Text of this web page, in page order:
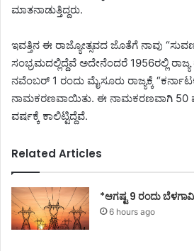
ಮಾತನಾಡುತ್ತಿದ್ದರು.
ಇವತ್ತಿನ ಈ ರಾಜ್ಯೋತ್ಸವದ ಜೊತೆಗೆ ನಾವು
ಸಂಭ್ರಮದಲ್ಲಿದ್ದೆವೆ ಅದೇನೆಂದರೆ 1956ರಲ್ಲಿ
ನವೆಂಬರ್ 1 ರಂದು ಮೈಸೂರು ರಾಜ್ಯಕ್ಕೆ
ನಾಮಕರಣವಾಯಿತು. ಈ ನಾಮಕರಣವಾಗಿ 50
ವರ್ಷಕ್ಕೆ ಕಾಲಿಟ್ಟಿದ್ದೆವೆ.
Related Articles
*ಆಗಷ್ಟ 9 ರಂದು
6 hours ago